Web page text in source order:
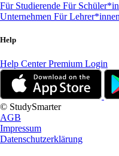
Für Studierende Für
Unternehmen Für Lehrer*innen
Help
Help CenterPremium Login
© StudySmarter
AGB
Impressum
Datenschutzerklärung